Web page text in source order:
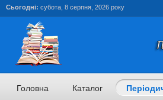
Сьогодні: субота, 8 серпня, 2026 року
Головна Каталог